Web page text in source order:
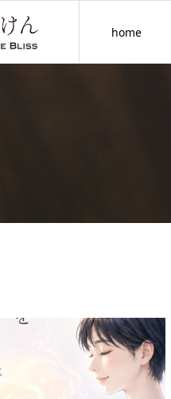
home